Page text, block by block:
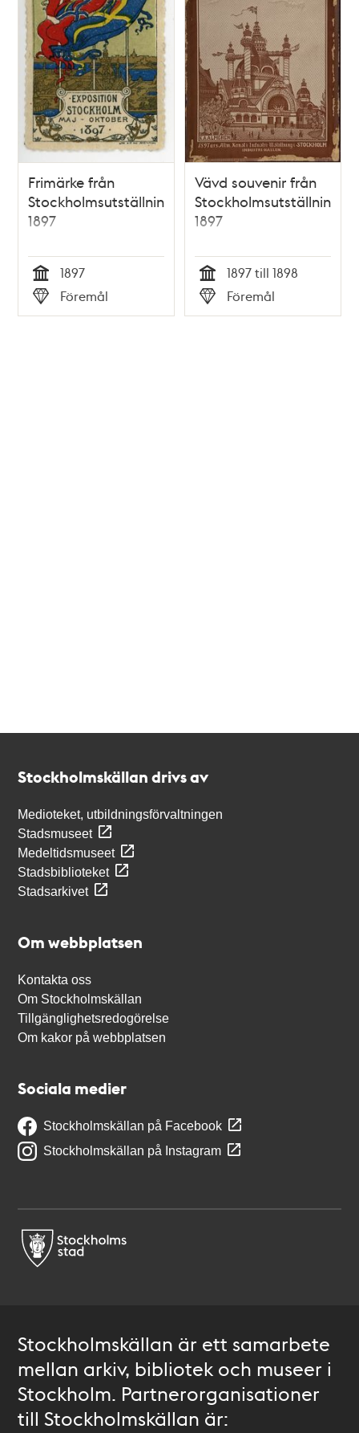
Frimärke från
Stockholmsutställningen
1897
Tid
1897
Typ
Föremål
Vävd souvenir från
Stockholmsutställningen
1897
Tid
1897 till 1898
Typ
Föremål
Stockholmskällan drivs av
Medioteket, utbildningsförvaltningen
Stadsmuseet
Medeltidsmuseet
Stadsbiblioteket
Stadsarkivet
Om webbplatsen
Kontakta oss
Om Stockholmskällan
Tillgänglighetsredogörelse
Om kakor på webbplatsen
Sociala medier
Stockholmskällan på Facebook
Stockholmskällan på Instagram
Stockholmskällan är ett samarbete
mellan arkiv, bibliotek och museer i
Stockholm. Partnerorganisationer
till Stockholmskällan är: